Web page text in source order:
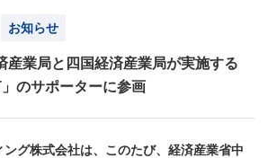
お知らせ
産業局と四国経済産業局が実施する
のサポーターに参画
グ株式会社は、このたび、経済産業省中